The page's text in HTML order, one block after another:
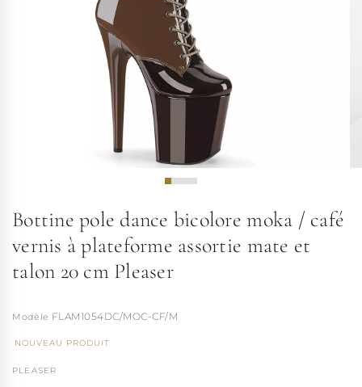
Bottine pole dance bicolore moka / café
vernis à plateforme assortie mate et
talon 20 cm Pleaser
FLAM1054DC/MOC-CF/M
NOUVEAU PRODUIT
PLEASER